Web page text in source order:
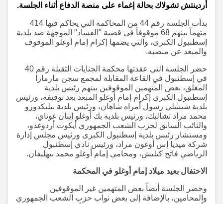
أردينتش تشولاك بحالة إغماء على منصة الدفاع أثناء الجلسة.
بدأت الجلسة رقم 44 من المحاكمة التي يحاكم فيها 414
متهماً بينهم 68 موقوفاً في قضية "الفساد" الموجهة ضد بلدية
إسطنبول الكبرى، والتي يضمها إكرام إمام أوغلو الموقوف
والمبعد عن منصبه.
حضر الجلسة التي عقدتها محكمة الجنايات الثقيلة رقم 40
في إسطنبول في القاعة المقابلة لمجمع سجن مارمارا
المغلق، بعض المتهمين الموقوفين بينهم رئيس بلدية
إسطنبول الكبرى إكرام إمام أوغلو المبعد بعد توقيفه، ورئيس
بلدية شيشلي رسول أمراه شاهان، ورئيس بلدية بيليكدوزو
محمد مراد تشاليك، ورئيس بلدية بك أوغلو إينان غوناي،
والنائب السابق لحزب الشعب الجمهوري أيكوت أردوغدو،
ومستشار رئيس بلدية إسطنبول الكبرى ورئيس مجلس إدارة
شركة ميديا إس أوغون مراد، ورئيس نادي إسطنبول
الرياضي فاتح كيليش، ومحامي إمام أوغلو محمد بيهليفان.
الاحتفال بعيد ميلاد إمام أوغلو في المحكمة
وحضر الجلسة أيضاً بعض المتهمين غير الموقوفين
والمحامين، بالإضافة إلى بعض نواب حزب الشعب الجمهوري